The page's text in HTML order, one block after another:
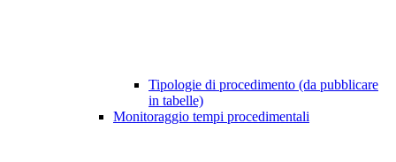
Tipologie di procedimento (da pubblicare
in tabelle)
Monitoraggio tempi procedimentali